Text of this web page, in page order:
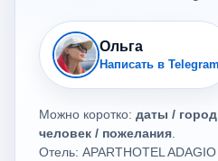
Ольга
Написать в Telegram
Можно коротко: даты /
человек / пожелания
Отель: APARTHOTEL